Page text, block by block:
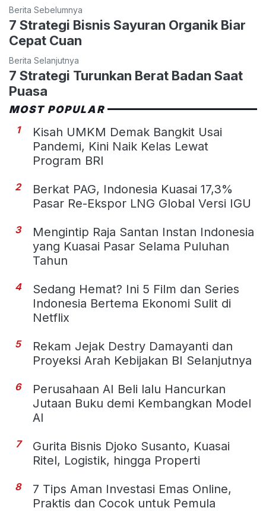
Berita Sebelumnya
7 Strategi Bisnis Sayuran Organik Biar
Cepat Cuan
Berita Selanjutnya
7 Strategi Turunkan Berat Badan Saat
Puasa
MOST POPULAR
1
Kisah UMKM Demak Bangkit Usai
Pandemi, Kini Naik Kelas Lewat
Program BRI
2
Berkat PAG, Indonesia Kuasai 17,3%
Pasar Re-Ekspor LNG Global Versi IGU
3
Mengintip Raja Santan Instan Indonesia
yang Kuasai Pasar Selama Puluhan
Tahun
4
Sedang Hemat? Ini 5 Film dan Series
Indonesia Bertema Ekonomi Sulit di
Netflix
5
Rekam Jejak Destry Damayanti dan
Proyeksi Arah Kebijakan BI Selanjutnya
6
Perusahaan AI Beli lalu Hancurkan
Jutaan Buku demi Kembangkan Model
AI
7
Gurita Bisnis Djoko Susanto, Kuasai
Ritel, Logistik, hingga Properti
8
7 Tips Aman Investasi Emas Online,
Praktis dan Cocok untuk Pemula